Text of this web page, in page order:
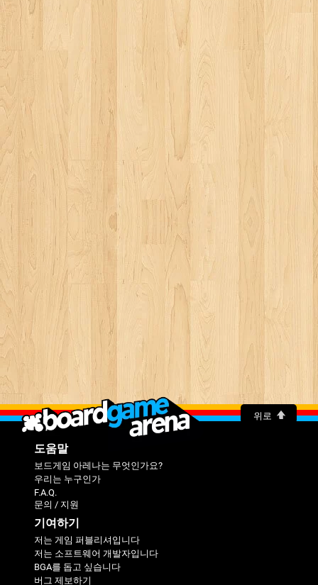
위로
도움말
보드게임 아레나는 무엇인가요?
우리는 누구인가
F.A.Q.
문의 / 지원
기여하기
저는 게임 퍼블리셔입니다
저는 소프트웨어 개발자입니다
BGA를 돕고 싶습니다
버그 제보하기